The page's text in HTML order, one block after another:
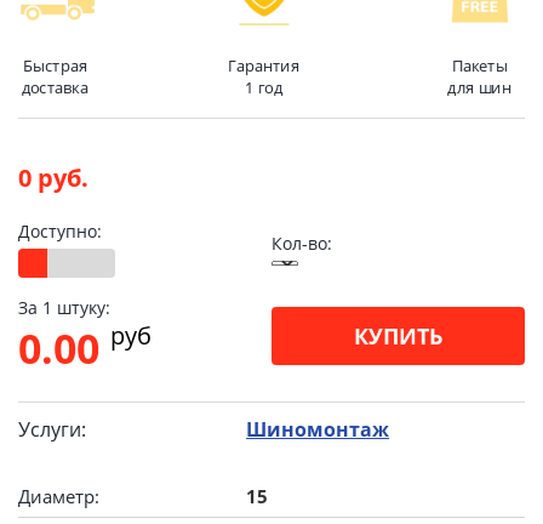
Быстрая
доставка
Гарантия
1 год
Пакеты
для шин
0 руб.
Доступно:
Кол-во:
За 1 штуку:
0.00 pуб КУПИТЬ
Услуги: Шиномонтаж
Диаметр:
15